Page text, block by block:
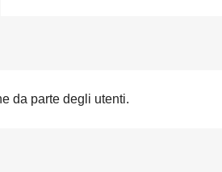
da parte degli utenti.